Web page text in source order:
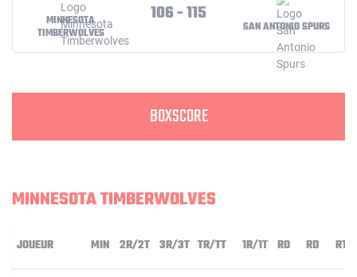
MINNESOTA
TIMBERWOLVES
106 - 115
SAN ANTONIO SPURS
BOXSCORE
MINNESOTA TIMBERWOLVES
JOUEUR MIN 2R/2T 3R/3T TR/TT 1R/1T RO RD RT